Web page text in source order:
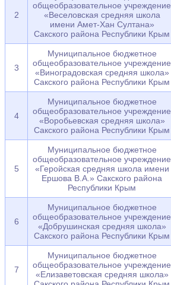
2
общеобразовательное учреждение
«Веселовская средняя школа
имени Амет-Хан Султана»
Сакского района Республики Крым
3
Муниципальное бюджетное
общеобразовательное учреждение
«Виноградовская средняя школа»
Сакского района Республики Крым
4
Муниципальное бюджетное
общеобразовательное учреждение
«Воробьевская средняя школа»
Сакского района Республики Крым
5
Муниципальное бюджетное
общеобразовательное учреждение
«Геройская средняя школа имени
Ершова В.А.» Сакского района
Республики Крым
6
Муниципальное бюджетное
общеобразовательное учреждение
«Добрушинская средняя школа»
Сакского района Республики Крым
7
Муниципальное бюджетное
общеобразовательное учреждение
«Елизаветовская средняя школа»